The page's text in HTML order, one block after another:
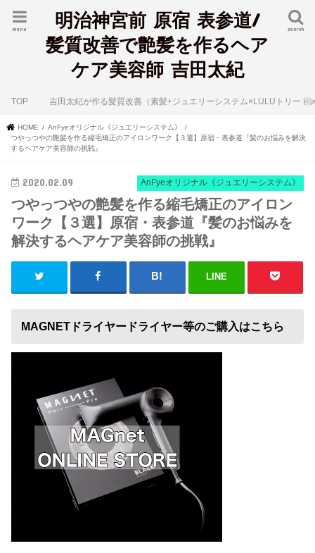
明治神宮前 原宿 表参道/
髪質改善で艶髪を作るヘア
ケア美容師 吉田太紀
search
menu
TOP 吉田太紀が作る髪質改善（素髪+ジュエリーシステム×LULUトリート
HOME
AnFyeオリジナル《ジュエリーシステム》
つやっつやの艶髪を作る縮毛矯正のアイロンワーク【３選】原宿・表参道『髪のお悩みを解決
するヘアケア美容師の挑戦』
AnFyeオリジナル《ジュエリーシステム》
2020.02.09
つやっつやの艶髪を作る縮毛矯正のアイロン
ワーク【３選】原宿・表参道『髪のお悩みを
解決するヘアケア美容師の挑戦』
LINE
MAGNETドライヤードライヤー等のご購入はこちら